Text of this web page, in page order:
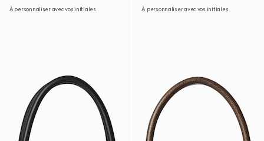
À personnaliser avec vos initiales À personnaliser avec vos initiales